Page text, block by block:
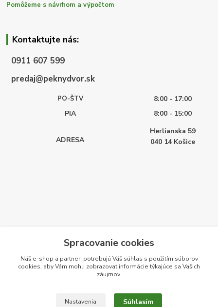
Pomôžeme s návrhom a výpočtom
Kontaktujte nás:
0911 607 599
predaj@peknydvor.sk
PO-ŠTV
8:00 - 17:00
PIA
8:00 - 15:00
ADRESA
Herlianska 59
040 14 Košice
Spracovanie cookies
Náš e-shop a partneri potrebujú Váš súhlas s použitím súborov
cookies, aby Vám mohli zobrazovať informácie týkajúce sa Vašich
záujmov.
Nastavenia Súhlasím